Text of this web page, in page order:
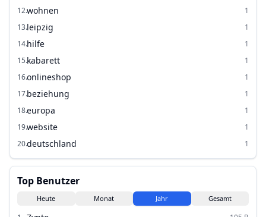
12.wohnen
1
13.leipzig
1
14.hilfe
1
15.kabarett
1
16.onlineshop
1
17.beziehung
1
18.europa
1
19.website
1
20.deutschland 1
Top Benutzer
Heute Monat Jahr Gesamt